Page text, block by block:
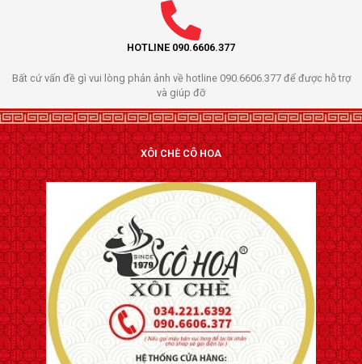
HOTLINE 090.6606.377
Bất cứ vấn đề gì vui lòng phản ảnh về hotline 090.6606.377 để được hỗ trợ
và giúp đỡ
XÔI CHÈ CÔ HOA